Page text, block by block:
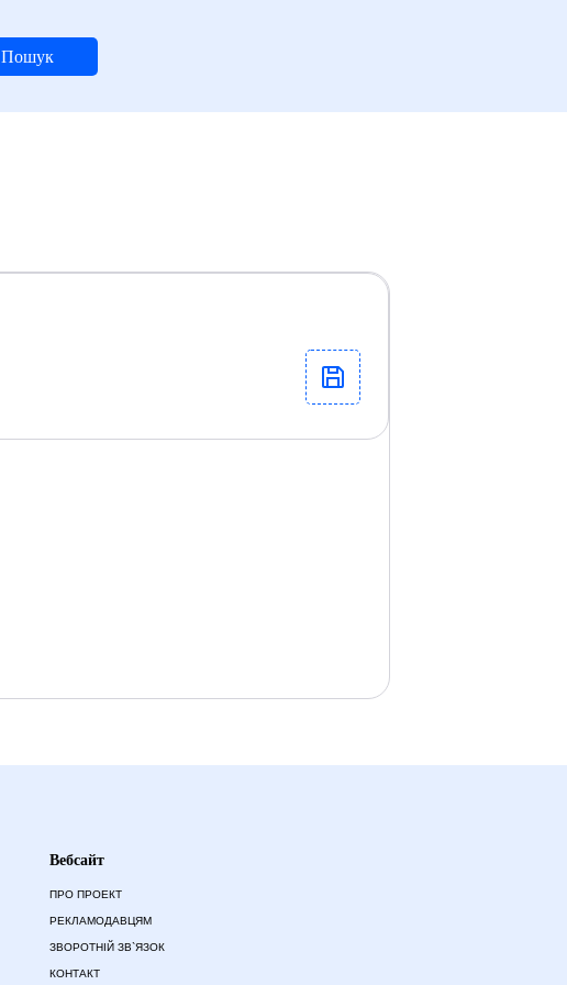
Пошук
Вебсайт
ПРО ПРОЕКТ
РЕКЛАМОДАВЦЯМ
ЗВОРОТНІЙ ЗВ`ЯЗОК
КОНТАКТ